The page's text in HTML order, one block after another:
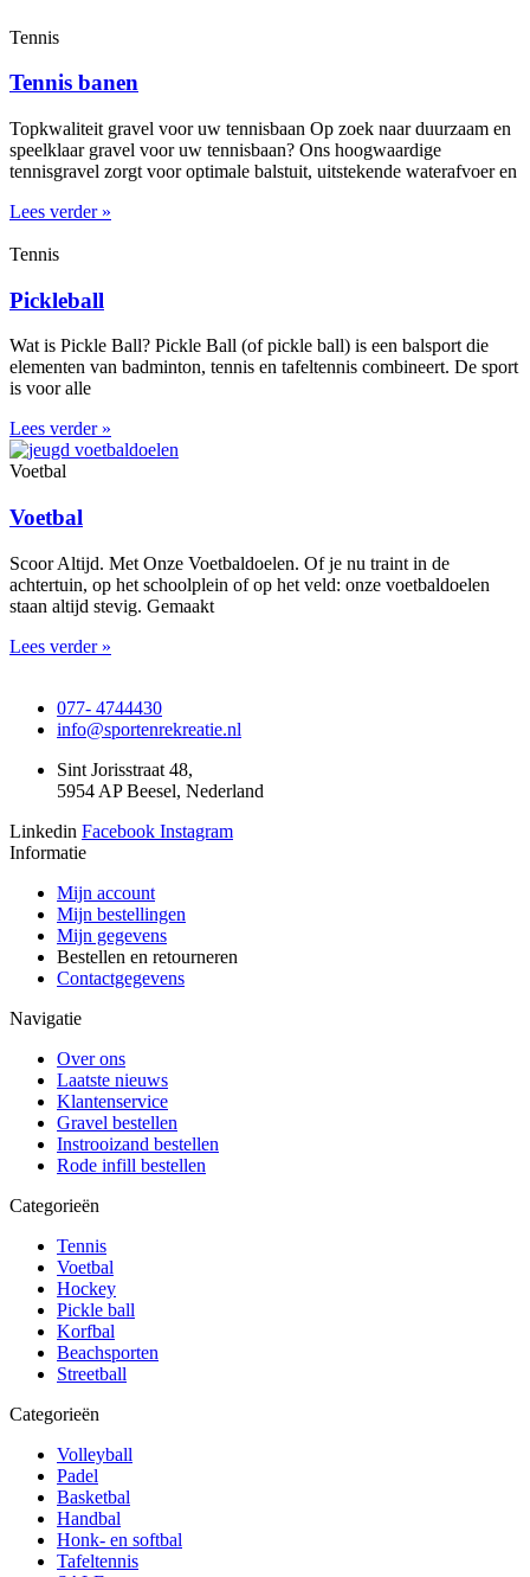
Tennis
Tennis banen
Topkwaliteit gravel voor uw tennisbaan Op zoek naar duurzaam en
speelklaar gravel voor uw tennisbaan? Ons hoogwaardige
tennisgravel zorgt voor optimale balstuit, uitstekende waterafvoer en
Lees verder »
Tennis
Pickleball
Wat is Pickle Ball? Pickle Ball (of pickle ball) is een balsport die
elementen van badminton, tennis en tafeltennis combineert. De sport
is voor alle
Lees verder »
Voetbal
Voetbal
Scoor Altijd. Met Onze Voetbaldoelen. Of je nu traint in de
achtertuin, op het schoolplein of op het veld: onze voetbaldoelen
staan altijd stevig. Gemaakt
Lees verder »
077- 4744430
info@sportenrekreatie.nl
Sint Jorisstraat 48,
5954 AP Beesel, Nederland
Linkedin Facebook Instagram
Informatie
Mijn account
Mijn bestellingen
Mijn gegevens
Bestellen en retourneren
Contactgegevens
Navigatie
Over ons
Laatste nieuws
Klantenservice
Gravel bestellen
Instrooizand bestellen
Rode infill bestellen
Categorieën
Tennis
Voetbal
Hockey
Pickle ball
Korfbal
Beachsporten
Streetball
Categorieën
Volleyball
Padel
Basketbal
Handbal
Honk- en softbal
Tafeltennis